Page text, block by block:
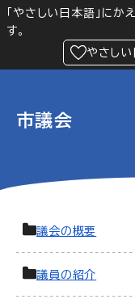
「やさしい日本語」にか
す。
やさし
市議会
議会の概要
議員の紹介